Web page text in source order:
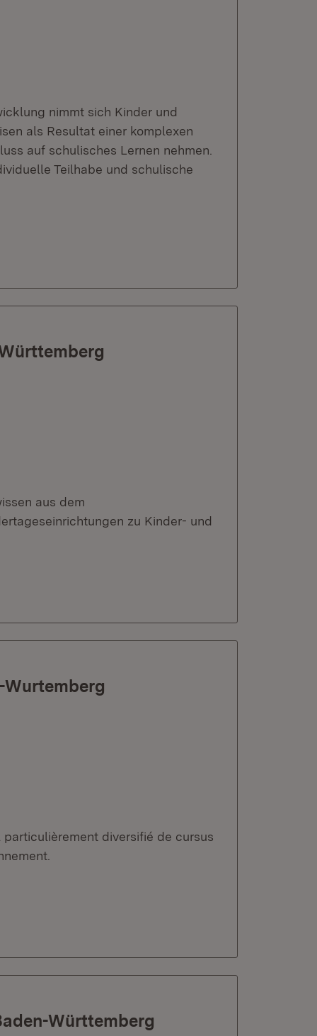
nimmt sich Kinder und
als Resultat einer komplexen
auf schulisches Lernen nehmen.
Teilhabe und schulische
aus dem
zu Kinder- und
Wurtemberg
diversifié de cursus
Württemberg